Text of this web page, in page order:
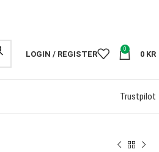
LOGIN / REGISTER
0
0 KR
Trustpilot